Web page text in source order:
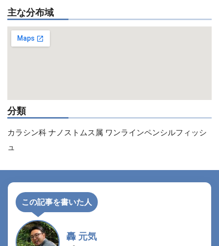
主な分布域
分類
カラシン科 ナノストムス属 ワンラインペンシルフィッシ
ュ
この記事を書いた人
轟 元気